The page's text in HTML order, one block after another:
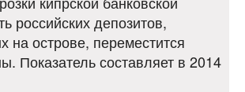
российских депозитов,
на острове, переместится
Показатель составляет в 2014